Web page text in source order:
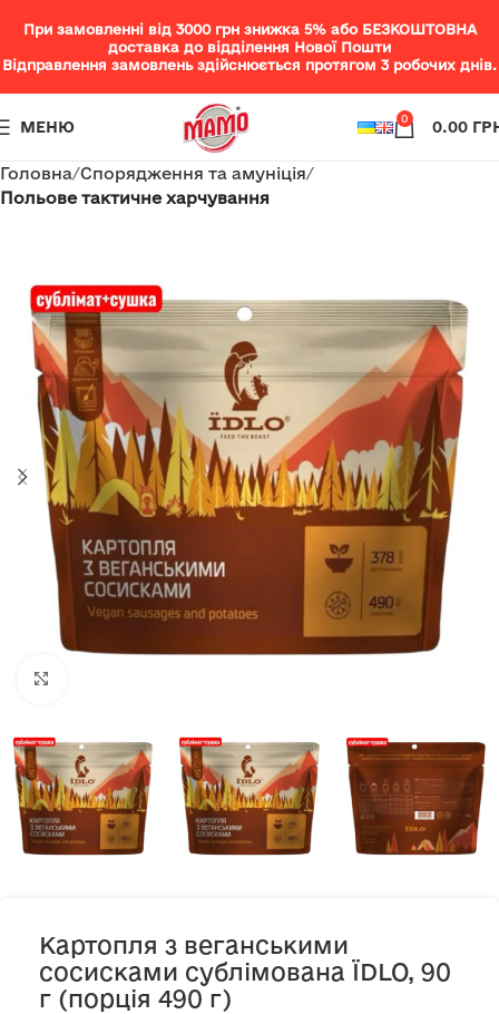
При замовленні від 3000 грн знижка 5% або БЕЗКОШТОВНА
доставка до відділення Нової Пошти
Відправлення замовлень здійснюється протягом 3 робочих днів.
МЕНЮ 0 0.00
Головна Спорядження та амуніція
Польове тактичне харчування
Картопля з веганськими
сосисками сублімована ЇDLO, 90
г (порція 490 г)